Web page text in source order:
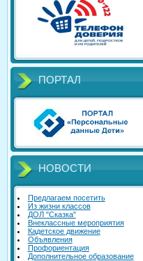
ПОРТАЛ
НОВОСТИ
Предлагаем посетить
Из жизни классов
ДОЛ "Сказка"
Внеклассные мероприятия
Кадетское движение
Объявления
Профориентация
Дополнительное образование